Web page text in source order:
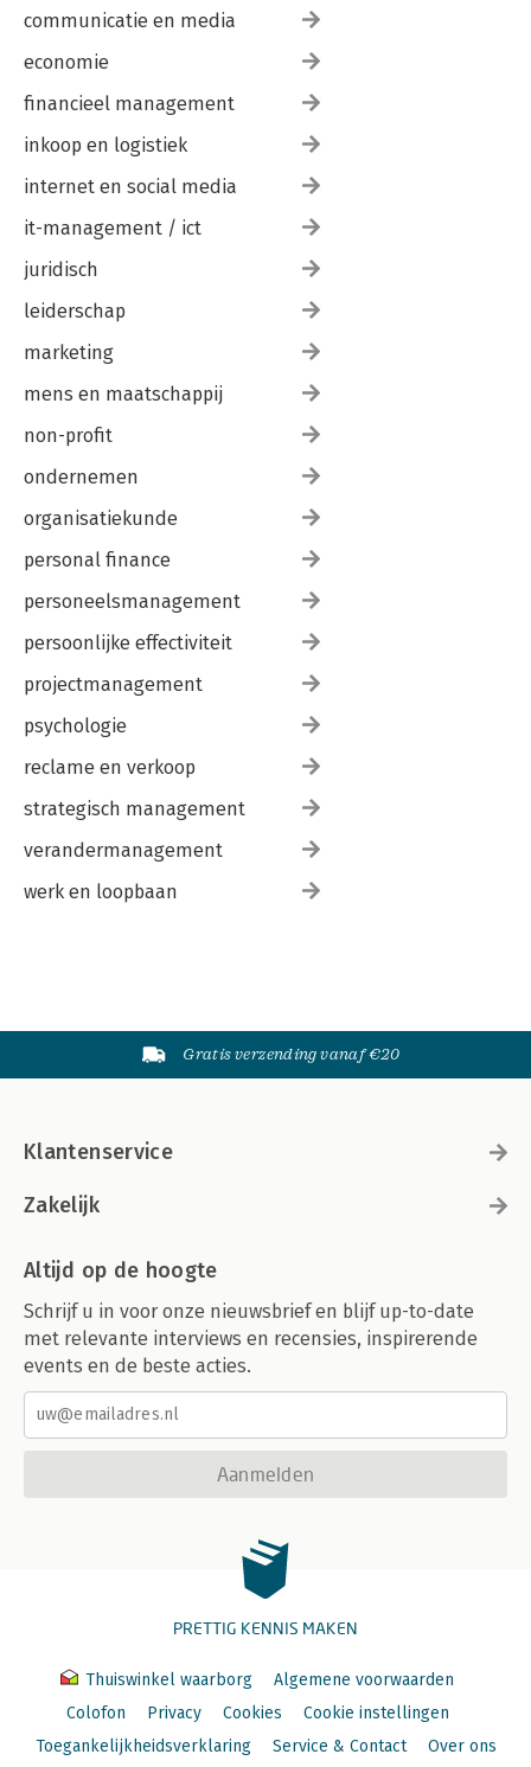
communicatie en media
economie
financieel management
inkoop en logistiek
internet en social media
it-management / ict
juridisch
leiderschap
marketing
mens en maatschappij
non-profit
ondernemen
organisatiekunde
personal finance
personeelsmanagement
persoonlijke effectiviteit
projectmanagement
psychologie
reclame en verkoop
strategisch management
verandermanagement
werk en loopbaan
Gratis verzending vanaf €20
Klantenservice
Zakelijk
Altijd op de hoogte
Schrijf u in voor onze nieuwsbrief en blijf up-to-date
met relevante interviews en recensies, inspirerende
events en de beste acties.
Aanmelden
PRETTIG KENNIS MAKEN
Thuiswinkel waarborg
Algemene voorwaarden
Colofon
Privacy Cookies
Cookie instellingen
Toegankelijkheidsverklaring
Service & Contact Over ons